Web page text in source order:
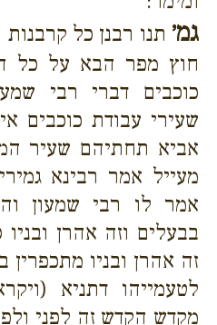
גמ׳ תנו רבנן כל
חוץ מפר הבא על כל
כוכבים דברי רבי
שעירי עבודת כוכבים
אביא תחתיהם שעיר
מעייל אמר רבינא
אמר לו רבי שמעון
בבעלים וזה אהרן
זה אהרן ובניו מתכפרין
לטעמייהו דתניא
מקדש הקדש זה לפני